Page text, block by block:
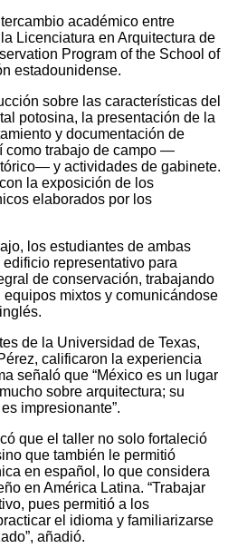
académico entre
Licenciatura en Arquitectura de
Program of the School of
estadounidense.
sobre las características del
potosina, la presentación de la
y documentación de
como trabajo de campo —
y actividades de gabinete.
la exposición de los
elaborados por los
los estudiantes de ambas
representativo para
de conservación, trabajando
mixtos y comunicándose
de la Universidad de Texas,
calificaron la experiencia
señaló que “México es un lugar
sobre arquitectura; su
impresionante”.
que el taller no solo fortaleció
que también le permitió
en español, lo que considera
en América Latina. “Trabajar
pues permitió a los
el idioma y familiarizarse
añadió.